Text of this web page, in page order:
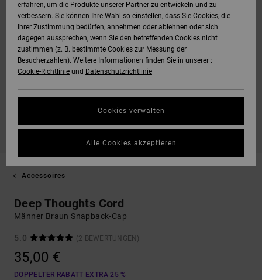
Accessoires
Deep Thoughts Cord
Männer Braun Snapback-Cap
5.0 (2 BEWERTUNGEN)
35,00 €
DOPPELTER RABATT EXTRA 25 %
erfahren, um die Produkte unserer Partner zu entwickeln und zu
verbessern. Sie können Ihre Wahl so einstellen, dass Sie Cookies, die
Ihrer Zustimmung bedürfen, annehmen oder ablehnen oder sich
dagegen aussprechen, wenn Sie den betreffenden Cookies nicht
zustimmen (z. B. bestimmte Cookies zur Messung der
Besucherzahlen). Weitere Informationen finden Sie in unserer :
Cookie-Richtlinie und Datenschutzrichtlinie
Cookies verwalten
Alle Cookies akzeptieren